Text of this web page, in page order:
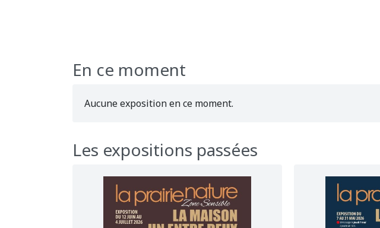
En ce moment
Aucune exposition en ce moment.
Les expositions passées